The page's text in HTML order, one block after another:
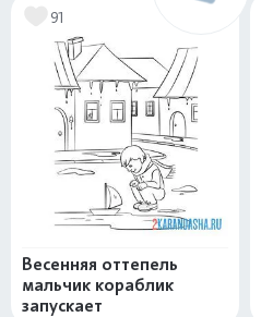
91
Весенняя оттепель
мальчик кораблик
запускает